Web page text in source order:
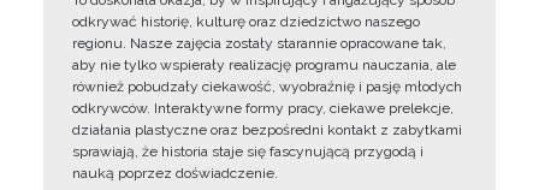
odkrywać historię, kulturę oraz dziedzictwo naszego
regionu. Nasze zajęcia zostały starannie opracowane tak,
aby nie tylko wspierały realizację programu nauczania, ale
również pobudzały ciekawość, wyobraźnię i pasję młodych
odkrywców. Interaktywne formy pracy, ciekawe prelekcje,
działania plastyczne oraz bezpośredni kontakt z zabytkami
sprawiają, że historia staje się fascynującą przygodą i
nauką poprzez doświadczenie.